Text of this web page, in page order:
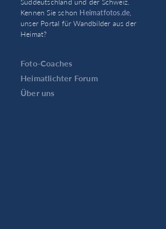
Kennen Sie schon Heimatfotos.de,
unser Portal für Wandbilder aus der
Heimat?
Foto-Coaches
Heimatlichter Forum
Über uns